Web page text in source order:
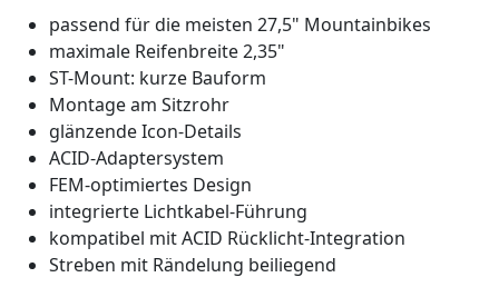
passend für die meisten 27,5" Mountainbikes
maximale Reifenbreite 2,35"
ST-Mount: kurze Bauform
Montage am Sitzrohr
glänzende Icon-Details
ACID-Adaptersystem
FEM-optimiertes Design
integrierte Lichtkabel-Führung
kompatibel mit ACID Rücklicht-Integration
Streben mit Rändelung beiliegend